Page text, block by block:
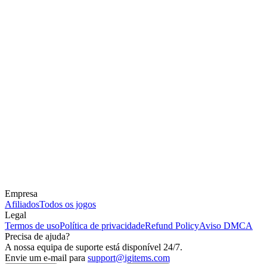
Empresa
AfiliadosTodos os jogos
Legal
Termos de usoPolítica de privacidadeRefund PolicyAviso DMCA
Precisa de ajuda?
A nossa equipa de suporte está disponível 24/7.
Envie um e-mail para support@igitems.com